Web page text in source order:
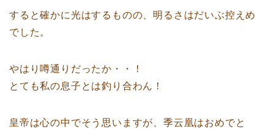
すると確かに光はするものの、明るさはだいぶ控えめ
でした。
やはり噂通りだったか・・！
とても私の息子とは釣り合わん！
皇帝は心の中でそう思いますが、季云凰はおめでと